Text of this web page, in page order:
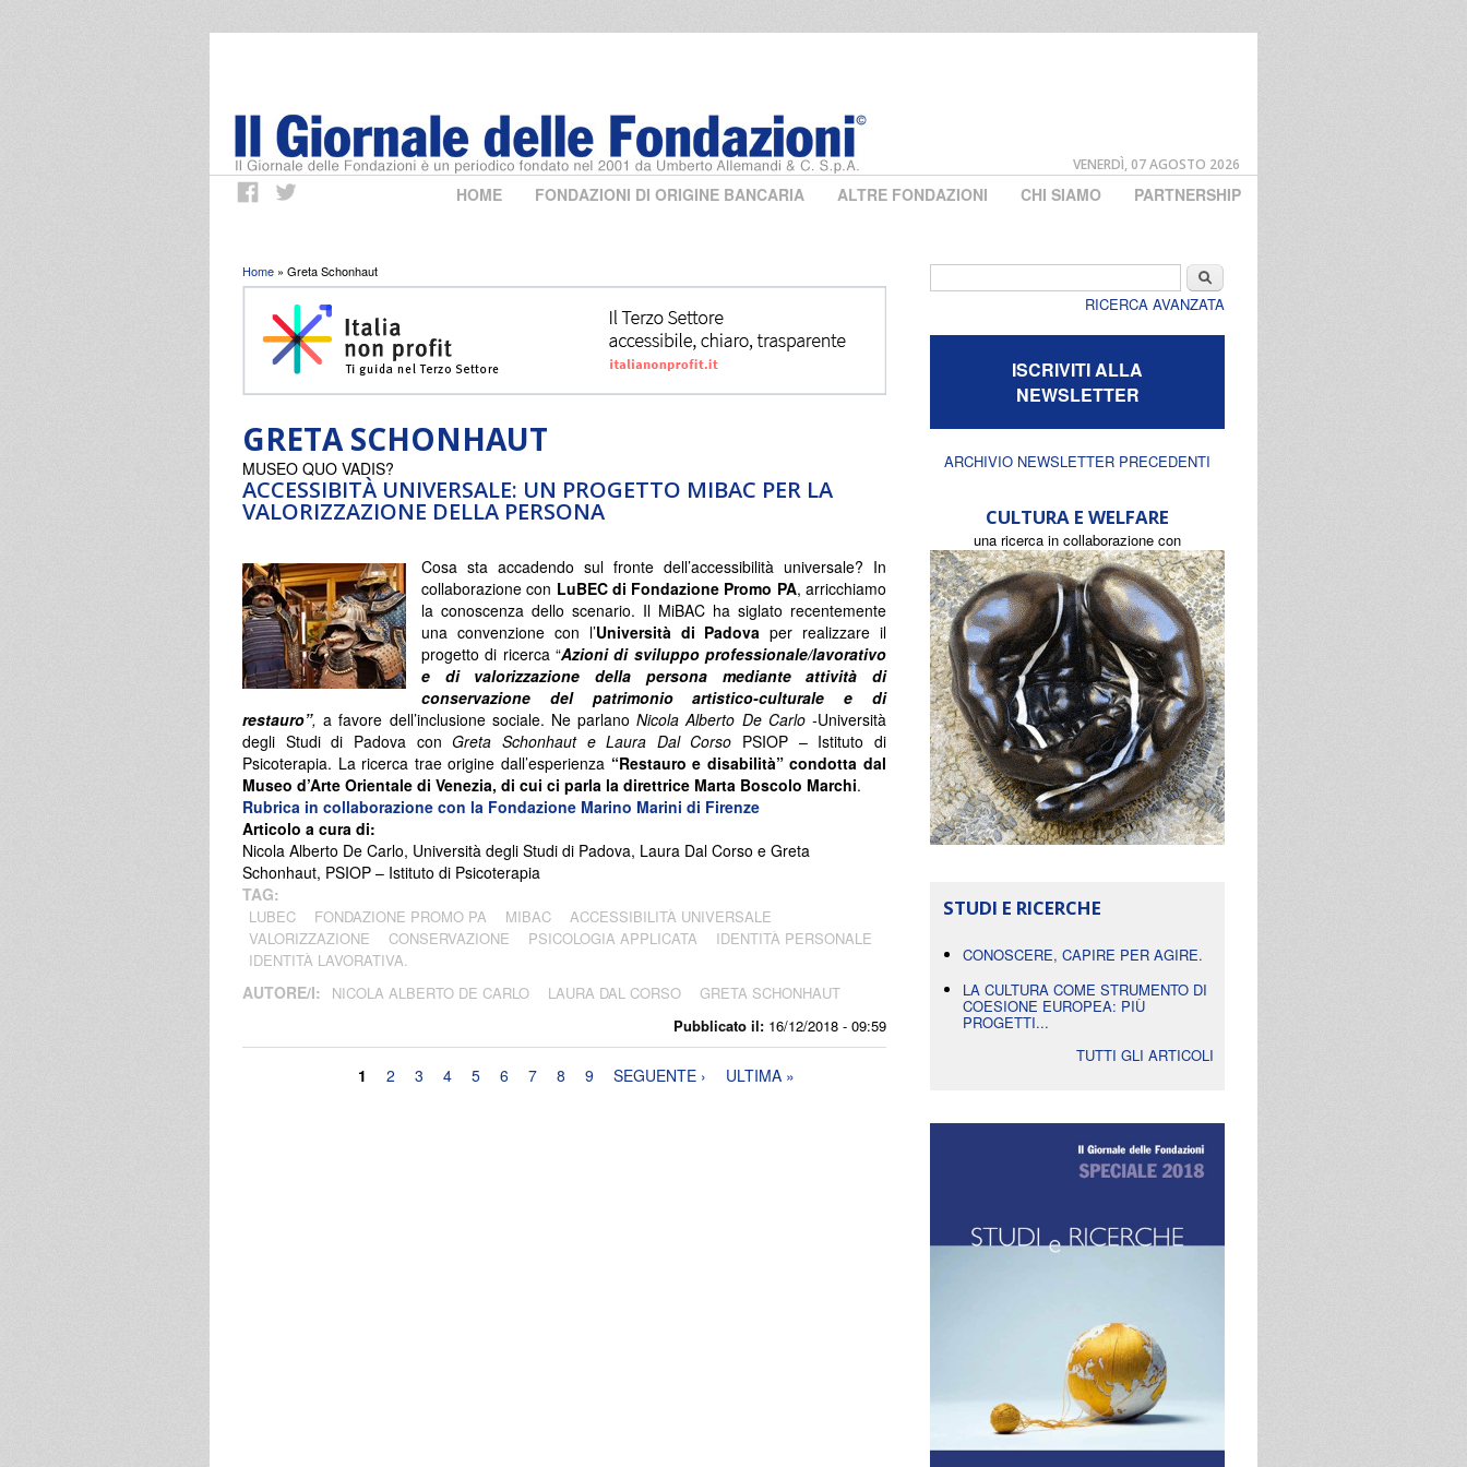
VENERDÌ, 07 AGOSTO 2026
HOME FONDAZIONI DI ORIGINE BANCARIA ALTRE FONDAZIONI CHI SIAMO PARTNERSHIP
Tu sei qui
Home » Greta Schonhaut
GRETA SCHONHAUT
ACCESSIBITÀ UNIVERSALE: UN PROGETTO MIBAC PER LA
VALORIZZAZIONE DELLA PERSONA
Pubblicato il: 16/12/2018 - 09:59
MUSEO QUO VADIS?
Cosa sta accadendo sul fronte dell’accessibilità universale? In
collaborazione con LuBEC di Fondazione Promo PA, arricchiamo
la conoscenza dello scenario. Il MiBAC ha siglato recentemente
una convenzione con l’Università di Padova per realizzare il
progetto di ricerca “Azioni di sviluppo professionale/lavorativo
e di valorizzazione della persona mediante attività di
conservazione del patrimonio artistico-culturale e di
restauro”,a favore dell’inclusione sociale. Ne parlanoNicola Alberto De Carlo -Università
degli Studi di Padova conGreta Schonhaut e Laura Dal Corso PSIOP – Istituto di
Psicoterapia. La ricerca trae origine dall’esperienza “Restauro e disabilità” condotta dal
Museo d’Arte Orientale di Venezia, di cui ci parla la direttrice Marta Boscolo Marchi.
Rubrica in collaborazione con la Fondazione Marino Marini di Firenze
Articolo a cura di:
Nicola Alberto De Carlo, Università degli Studi di Padova, Laura Dal Corso e Greta
Schonhaut, PSIOP – Istituto di Psicoterapia
TAG:
LUBEC FONDAZIONE PROMO PA MIBAC
ACCESSIBILITÀ UNIVERSALE
VALORIZZAZIONE
CONSERVAZIONE PSICOLOGIA APPLICATA
IDENTITÀ PERSONALE
IDENTITÀ LAVORATIVA.
AUTORE/I: NICOLA ALBERTO DE CARLO LAURA DAL CORSO GRETA SCHONHAUT
1 2 3 4 5 6 7 8 9 SEGUENTE › ULTIMA »
Cerca
RICERCA AVANZATA
ISCRIVITI ALLA
NEWSLETTER
ARCHIVIO NEWSLETTER PRECEDENTI
CULTURA E WELFARE
una ricerca in collaborazione con
STUDI E RICERCHE
CONOSCERE, CAPIRE PER AGIRE.
LA CULTURA COME STRUMENTO DI
COESIONE EUROPEA: PIÙ
PROGETTI...
TUTTI GLI ARTICOLI